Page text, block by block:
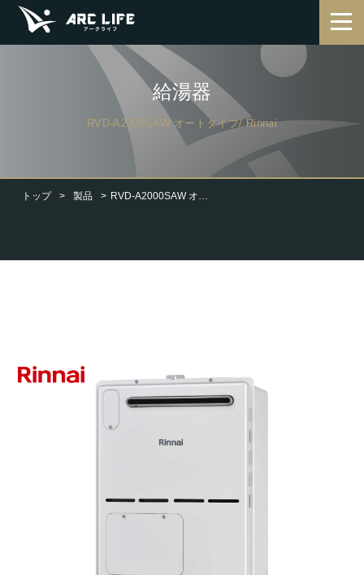
トップ 製品 RVD-A2000SAW オートタイプ
給湯器
RVD-A2000SAW オートタイプ/ Rinnai